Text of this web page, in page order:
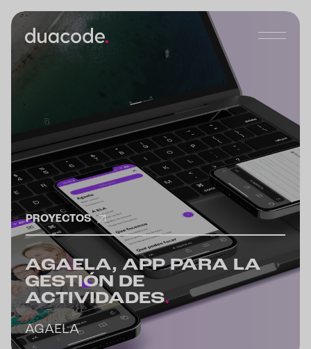
PROYECTOS
AGAELA, APP PARA LA
GESTIÓN DE
ACTIVIDADES.
AGAELA